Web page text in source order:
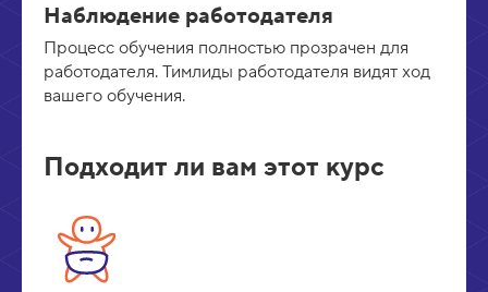
Наблюдение работодателя
Процесс обучения полностью прозрачен для
работодателя. Тимлиды работодателя видят ход
вашего обучения.
Подходит ли вам этот курс